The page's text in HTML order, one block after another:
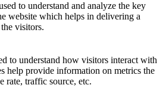
to understand and analyze the key
website which helps in delivering a
visitors.
to understand how visitors interact with
help provide information on metrics the
rate, traffic source, etc.